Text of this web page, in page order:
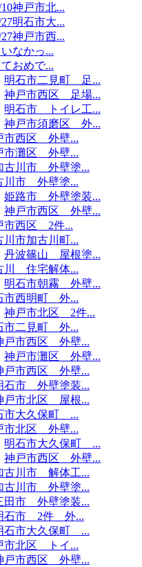
神戸市北...
明石市大...
神戸市西...
なかっ...
おめで...
明石市二見町 足...
神戸市西区 足場...
明石市 トイレ工...
神戸市須磨区 外...
市西区 外壁...
市灘区 外壁...
古川市 外壁塗...
川市 外壁塗...
姫路市 外壁塗装...
神戸市西区 外壁...
市西区 2件...
川市加古川町...
丹波篠山 屋根塗...
川 住宅解体...
明石市朝霧 外壁...
市西明町 外...
神戸市北区 2件...
市二見町 外...
戸市西区 外壁...
神戸市灘区 外壁...
戸市西区 外壁...
石市 外壁塗装...
戸市北区 屋根...
市大久保町 ...
市北区 外壁...
明石市大久保町 ...
神戸市西区 外壁...
古川市 解体工...
古川市 外壁塗...
田市 外壁塗装...
石市 2件 外...
石市大久保町 ...
市北区 トイ...
戸市西区 外壁...